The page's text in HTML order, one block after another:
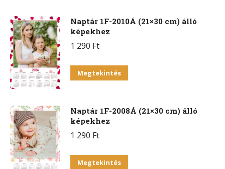
Naptár 1F-2010Á (21×30 cm) álló
képekhez
1 290 Ft
Megtekintés
Naptár 1F-2008Á (21×30 cm) álló
képekhez
1 290 Ft
Megtekintés